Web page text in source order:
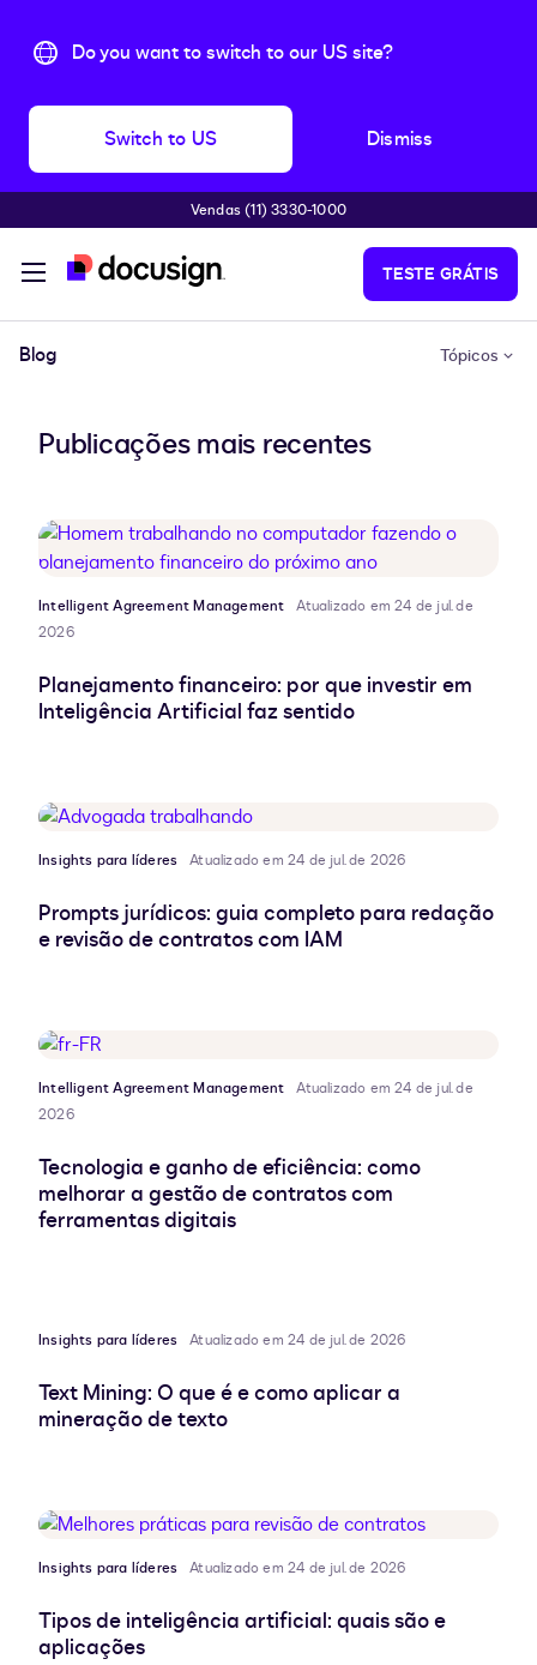
Do you want to switch to our US site?
Switch to US Dismiss
Pular para o conteúdo principal
Vendas (11) 3330-1000
TESTE GRÁTIS
Blog Tópicos
Publicações mais recentes
Intelligent Agreement Management
Atualizado em 24 de jul. de
2026
Planejamento financeiro: por que investir em
Inteligência Artificial faz sentido
Insights para líderes Atualizado em 24 de jul. de 2026
Prompts jurídicos: guia completo para redação
e revisão de contratos com IAM
Intelligent Agreement Management
Atualizado em 24 de jul. de
2026
Tecnologia e ganho de eficiência: como
melhorar a gestão de contratos com
ferramentas digitais
Insights para líderes Atualizado em 24 de jul. de 2026
Text Mining: O que é e como aplicar a
mineração de texto
Insights para líderes Atualizado em 24 de jul. de 2026
Tipos de inteligência artificial: quais são e
aplicações